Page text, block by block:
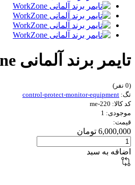
تایمر برند آلمانی WorkZone
(0 نفر)
تگ: control-protect-monitor-equipment
کد کالا: me-220
موجودی: 1
قیمت:
6,000,000 تومان
اضافه به سبد